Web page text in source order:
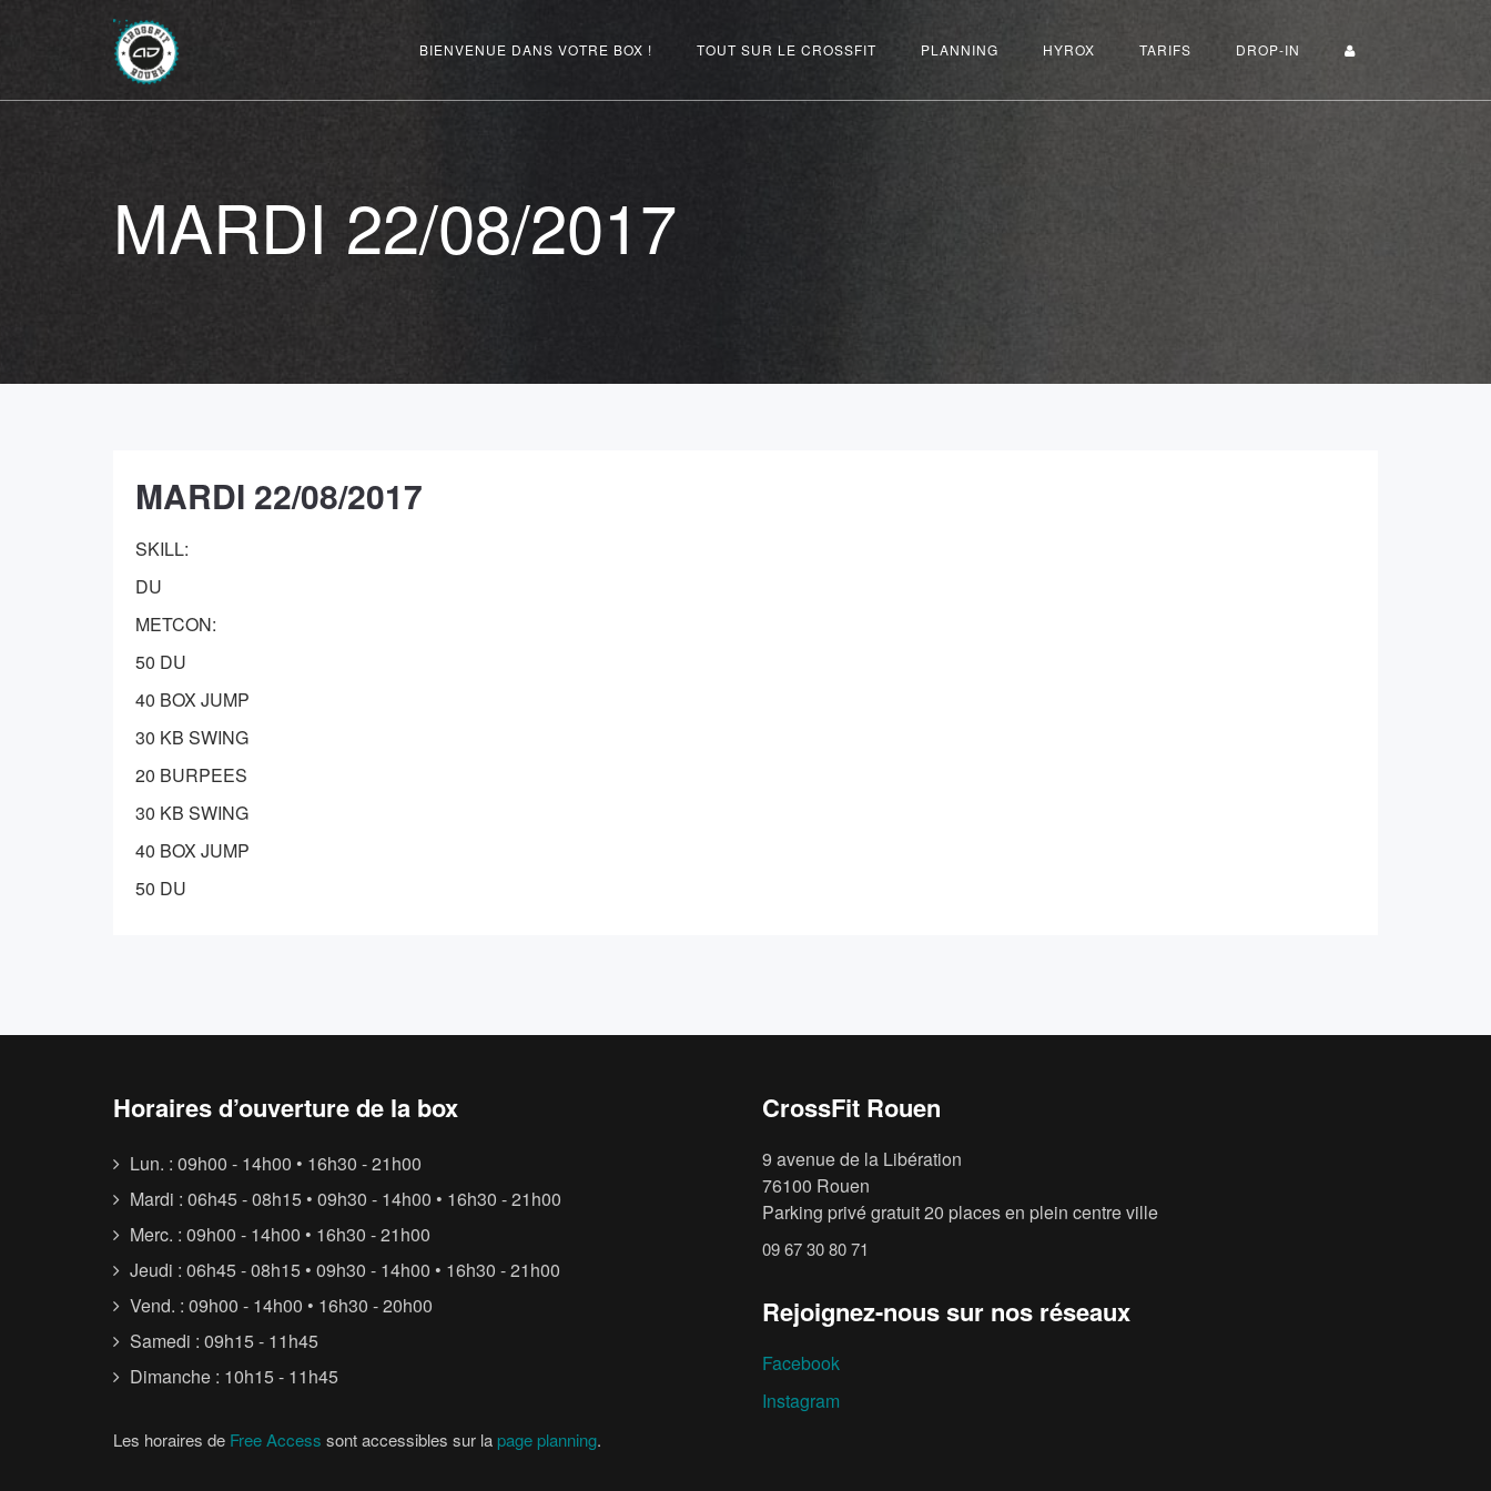
BIENVENUE DANS VOTRE BOX ! TOUT SUR LE CROSSFIT PLANNING HYROX TARIFS DROP-IN
MARDI 22/08/2017
MARDI 22/08/2017
SKILL:
DU
METCON:
50 DU
40 BOX JUMP
30 KB SWING
20 BURPEES
30 KB SWING
40 BOX JUMP
50 DU
Horaires d’ouverture de la box
Lun. : 09h00 - 14h00 • 16h30 - 21h00
Mardi : 06h45 - 08h15 • 09h30 - 14h00 • 16h30 - 21h00
Merc. : 09h00 - 14h00 • 16h30 - 21h00
Jeudi : 06h45 - 08h15 • 09h30 - 14h00 • 16h30 - 21h00
Vend. : 09h00 - 14h00 • 16h30 - 20h00
Samedi : 09h15 - 11h45
Dimanche : 10h15 - 11h45
Les horaires de Free Access sont accessibles sur la page planning.
CrossFit Rouen
9 avenue de la Libération
76100 Rouen
Parking privé gratuit 20 places en plein centre ville
09 67 30 80 71
Rejoignez-nous sur nos réseaux
Facebook
Instagram